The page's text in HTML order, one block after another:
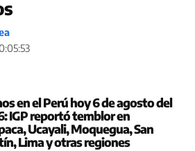
en el Perú hoy 6 de agosto del
IGP reportó temblor en
Ucayali, Moquegua, San
Lima y otras regiones